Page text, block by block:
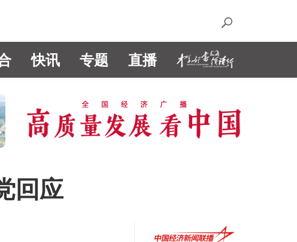
快讯 专题 直播
回应